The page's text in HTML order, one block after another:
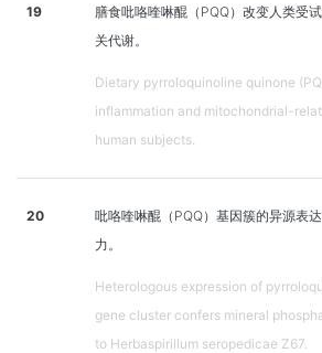
19
膳食吡咯喹啉醌（PQQ）改变人类受
关代谢。
Dietary pyrroloquinoline quinone
inflammation and mitochondrial-
human subjects.
20
吡咯喹啉醌（PQQ）基因簇的异源表
力。
Heterologous expression of
gene cluster confers mineral
to Herbaspirillum seropedicae Z67.